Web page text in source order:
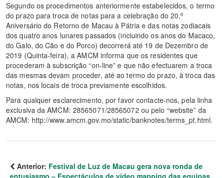
Segundo os procedimentos anteriormente estabelecidos, o termo
do prazo para troca de notas para a celebração do 20.o
Aniversário do Retorno de Macau à Pátria e das notas zodiacais
dos quatro anos lunares passados (incluindo os anos do Macaco,
do Galo, do Cão e do Porco) decorrerá até 19 de Dezembro de
2019 (Quinta-feira), a AMCM informa que os residentes que
procederam à subscrição “on-line” e que não efectuarem a troca
das mesmas devam proceder, até ao termo do prazo, à troca das
notas, nos locais de troca previamente escolhidos.
Para qualquer esclarecimento, por favor contacte-nos, pela linha
exclusiva da AMCM: 28565071/28565072 ou pelo “website” da
AMCM: http://www.amcm.gov.mo/static/banknotes/terms_pt.html.
Anterior: Festival de Luz de Macau gera nova ronda de
entusiasmo – Espectáculos de vídeo mapping das equipas